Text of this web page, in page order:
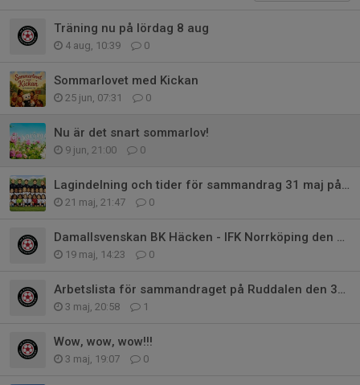
Träning nu på lördag 8 aug
4 aug, 10:39 0
Sommarlovet med Kickan
25 jun, 07:31 0
Nu är det snart sommarlov!
9 jun, 21:00 0
Lagindelning och tider för sammandrag 31 maj på Ruddalen!
21 maj, 21:47 0
Damallsvenskan BK Häcken - IFK Norrköping den 24 maj
19 maj, 14:23 0
Arbetslista för sammandraget på Ruddalen den 31 maj 2026
3 maj, 20:58 1
Wow, wow, wow!!!
3 maj, 19:07 0